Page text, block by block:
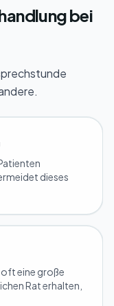
bei
dieses
oft eine große
Rat erhalten,